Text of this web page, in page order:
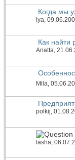
Когда мы
lya,
Как найти
Anatta,
Mila,
polkij,
tasha,